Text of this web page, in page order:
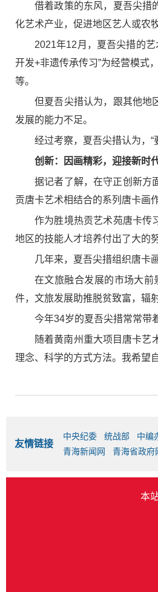
借着政策的东风，夏吾尖措
化艺术产业，促进地区艺人或农
2021年12月，夏吾尖措的
开发+非遗传承传习”为经营模式
等。
但夏吾尖措认为，跟其他地
发展的能力不足。
经过考察，夏吾尖措认为，
创新：因画精彩，迎接新时
据记者了解，在守正创新方
贡唐卡艺术相结合的系列唐卡画
作为胜境热贡艺术苑唐卡传
地区的技能人才培养付出了大的努
几年来，夏吾尖措组织唐卡
在文旅融合发展的市场大
件，文旅发展助推脱贫致富，辐
今年34岁的夏吾尖措常常带
随着黄南州重大项目唐卡艺
理念、科学的方式方法。我希望
友情链接
中央纪委 统战部 中编
青海新闻网
青海省政府
本